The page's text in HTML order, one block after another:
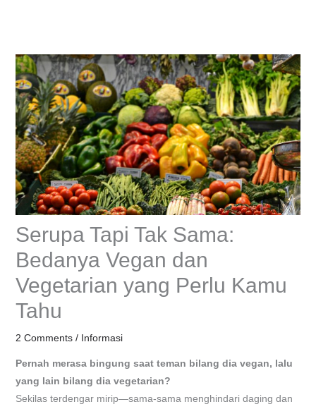
Serupa Tapi Tak Sama:
Bedanya Vegan dan
Vegetarian yang Perlu Kamu
Tahu
2 Comments / Informasi
Pernah merasa bingung saat teman bilang dia vegan, lalu
yang lain bilang dia vegetarian?
Sekilas terdengar mirip—sama-sama menghindari daging dan